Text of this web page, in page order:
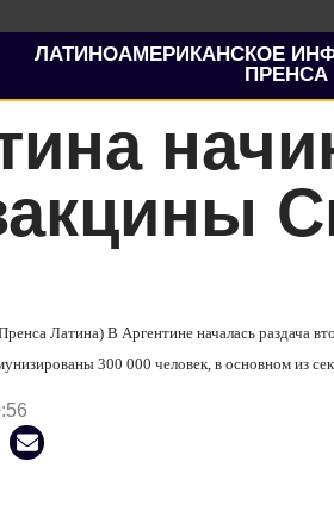
ЛАТИНОАМЕРИКАНСКОЕ
ПРЕНСА
Латина) В Аргентине началась раздача
300 000 человек, в основном из